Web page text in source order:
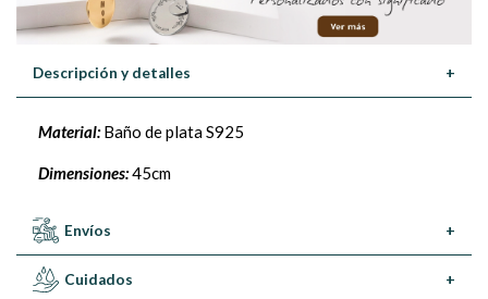
Descripción y detalles +
Material:Baño de plata S925
Dimensiones:45cm
Envíos +
Cuidados +